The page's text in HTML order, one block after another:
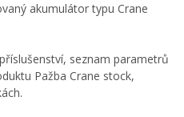
akumulátor typu Crane
seznam parametrů
Pažba Crane stock,